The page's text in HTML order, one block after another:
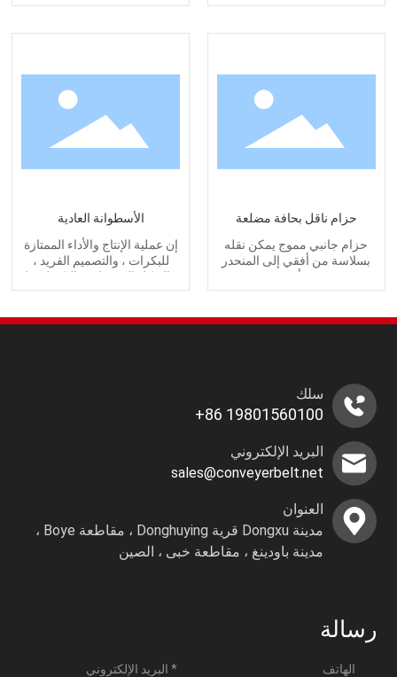
حزام ناقل بحافة مضلعة
حزام جانبي مموج يمكن نقله
بسلاسة من أفقي إلى المنحدر
أو
الأسطوانة العادية
إن عملية الإنتاج والأداء الممتازة
للبكرات ، والتصميم الفريد ،
والهيكل المعقول ، والتكنولوجيا
الممتازة تضمن أن حجم النبض
صغير ، وتقليل الضوضاء
سلك
+86 19801560100
البريد الإلكتروني
sales@conveyerbelt.net
العنوان
مدينة Dongxu قرية Donghuying ، مقاطعة Boye ،
مدينة باودينغ ، مقاطعة خبى ، الصين
رسالة